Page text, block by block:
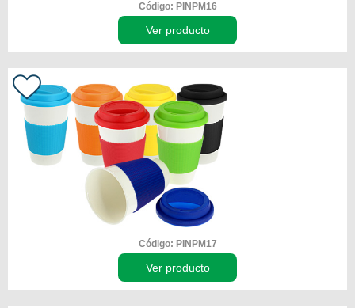
Código: PINPM16
Ver producto
Código: PINPM17
Ver producto